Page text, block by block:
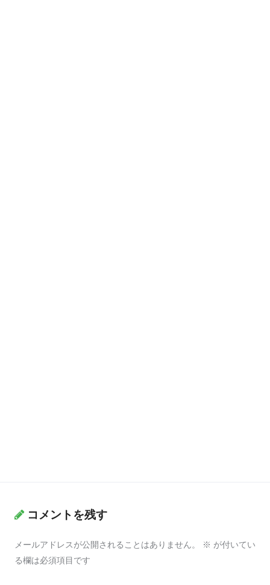
コメントを残す
メールアドレスが公開されることはありません。 ※ が付いてい
る欄は必須項目です